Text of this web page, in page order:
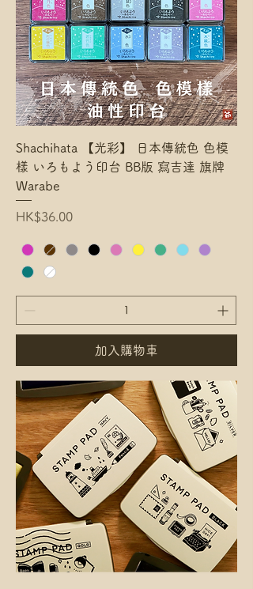
Shachihata 【光彩】 日本傳統色 色模
樣 いろもよう印台 BB版 寫吉達 旗牌
Warabe
Price
HK$36.00
加入購物車